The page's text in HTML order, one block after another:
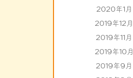
2020年1月
2019年12月
2019年11月
2019年10月
2019年9月